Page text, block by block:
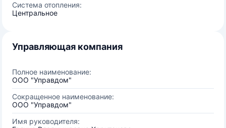
Система отопления:
Центральное
Управляющая компания
Полное наименование:
ООО "Управдом"
Сокращенное наименование:
ООО "Управдом"
Имя руководителя: